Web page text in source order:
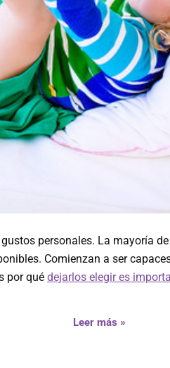
personales. La mayoría
Comienzan a ser
por qué dejarlos elegir es
Leer más »